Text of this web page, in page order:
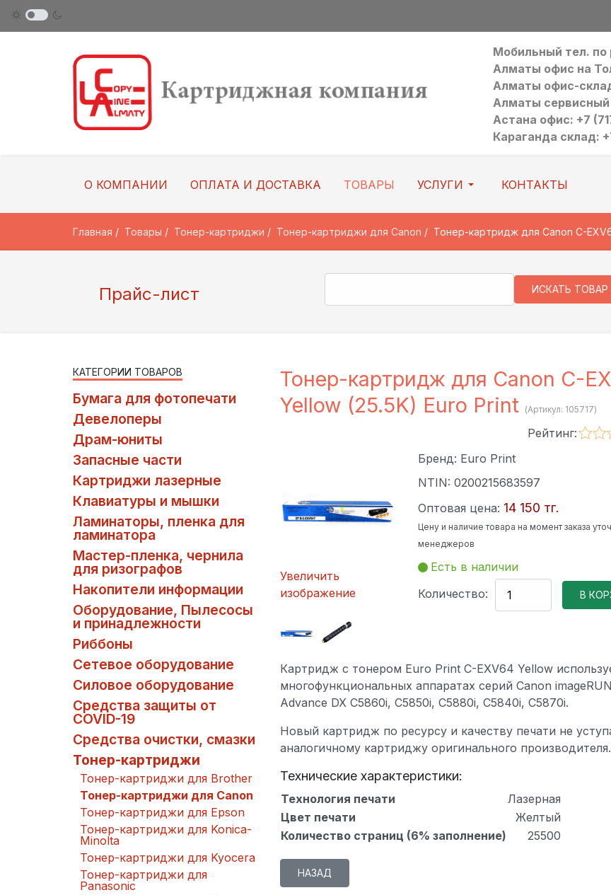
Мобильный тел.
Алматы офис на
Алматы офис-
Алматы сервисный
Астана офис: +7
Караганда склад:
О КОМПАНИИ ОПЛАТА И ДОСТАВКА ТОВАРЫ УСЛУГИ КОНТАКТЫ
Главная Товары Тонер-картриджи Тонер-картриджи для Canon Тонер-картридж для Canon C-
Прайс-лист
Тонер-картридж для Canon C-
Yellow (25.5K) Euro Print (Артикул: 105717)
Рейтинг:
Увеличить
изображение
Бренд: Euro Print
NTIN: 0200215683597
Оптовая цена: 14 150 тг.
Цену и наличие товара на момент заказа
менеджеров
Есть в наличии
Количество:
Картридж с тонером Euro Print C-EXV64 Yellow
многофункциональных аппаратах серий Canon
Advance DX C5860i, C5850i, C5880i, C5840i, C5870i.
Новый картридж по ресурсу и качеству печати не
аналогичному картриджу оригинального производителя.
Технические характеристики:
Технология печати
Лазерная
Цвет печати
Желтый
Количество страниц (6% заполнение)
25500
КАТЕГОРИИ ТОВАРОВ
Бумага для фотопечати
Девелоперы
Драм-юниты
Запасные части
Картриджи лазерные
Клавиатуры и мышки
Ламинаторы, пленка для
ламинатора
Мастер-пленка, чернила
для ризографов
Накопители информации
Оборудование, Пылесосы
и принадлежности
Риббоны
Сетевое оборудование
Силовое оборудование
Средства защиты от
COVID-19
Средства очистки, смазки
Тонер-картриджи
Тонер-картриджи для Brother
Тонер-картриджи для Canon
Тонер-картриджи для Epson
Тонер-картриджи для Konica-
Minolta
Тонер-картриджи для Kyocera
Тонер-картриджи для
Panasonic